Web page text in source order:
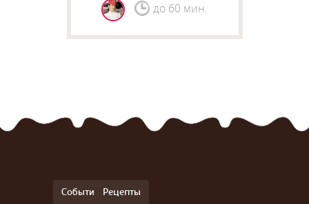
до 60 мин.
События Рецепты